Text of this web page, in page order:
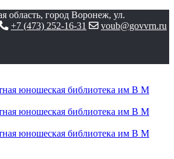
область, город Воронеж, ул.
+7 (473) 252-16-31 voub@govvrn.ru